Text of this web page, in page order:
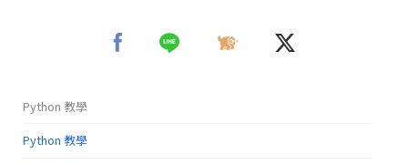
Python 教學
Python 教學